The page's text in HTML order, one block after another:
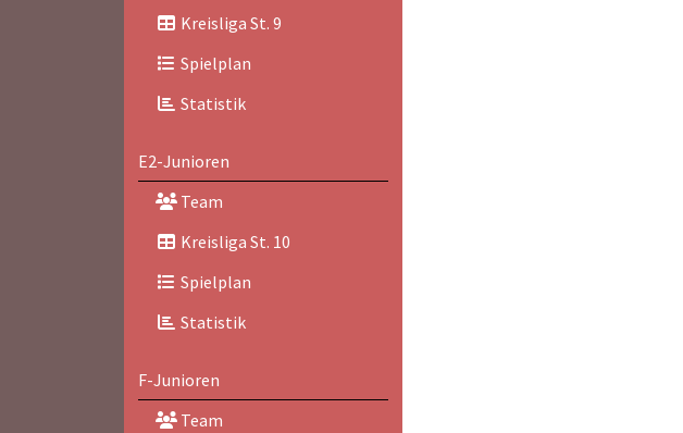
Kreisliga St. 9
Spielplan
Statistik
E2-Junioren
Team
Kreisliga St. 10
Spielplan
Statistik
F-Junioren
Team